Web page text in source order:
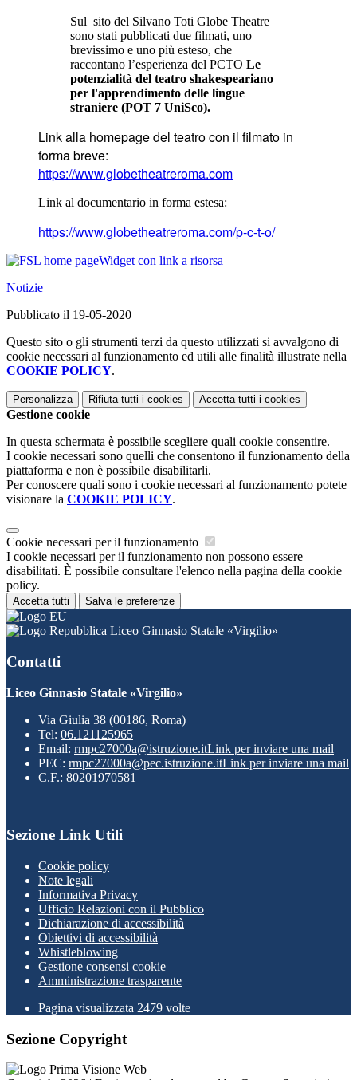
Sul sito del Silvano Toti Globe Theatre
sono stati pubblicati due filmati, uno
brevissimo e uno più esteso, che
raccontano l’esperienza del PCTO Le
potenzialità del teatro shakespeariano
per l'apprendimento delle lingue
straniere (POT 7 UniSco).
Link alla homepage del teatro con il filmato in
forma breve:
https://www.globetheatreroma.com
Link al documentario in forma estesa:
https://www.globetheatreroma.com/p-c-t-o/
Widget con link a risorsa
Notizie
Pubblicato il 19-05-2020
Questo sito o gli strumenti terzi da questo utilizzati si avvalgono di
cookie necessari al funzionamento ed utili alle finalità illustrate nella
COOKIE POLICY.
Personalizza Rifiuta tutti i cookies Accetta tutti i cookies
Gestione cookie
In questa schermata è possibile scegliere quali cookie consentire.
I cookie necessari sono quelli che consentono il funzionamento della
piattaforma e non è possibile disabilitarli.
Per conoscere quali sono i cookie necessari al funzionamento potete
visionare la COOKIE POLICY.
Cookie necessari per il funzionamento
I cookie necessari per il funzionamento non possono essere
disabilitati. È possibile consultare l'elenco nella pagina della cookie
policy.
Accetta tutti Salva le preferenze
Liceo Ginnasio Statale «Virgilio»
Contatti
Liceo Ginnasio Statale «Virgilio»
Via Giulia 38 (00186, Roma)
Tel: 06.121125965
Email: rmpc27000a@istruzione.itLink per inviare una mail
PEC: rmpc27000a@pec.istruzione.itLink per inviare una mail
C.F.: 80201970581
Sezione Link Utili
Cookie policy
Note legali
Informativa Privacy
Ufficio Relazioni con il Pubblico
Dichiarazione di accessibilità
Obiettivi di accessibilità
Whistleblowing
Gestione consensi cookie
Amministrazione trasparente
Pagina visualizzata 2479 volte
Sezione Copyright